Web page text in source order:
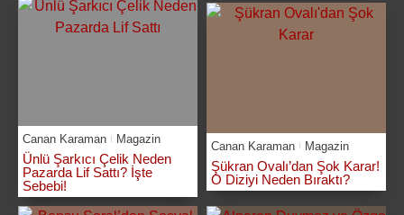
Canan Karaman Magazin
Ünlü Şarkıcı Çelik Neden
Pazarda Lif Sattı? İşte
Sebebi!
Canan Karaman Magazin
Şükran Ovalı’dan Şok Karar!
O Diziyi Neden Bıraktı?